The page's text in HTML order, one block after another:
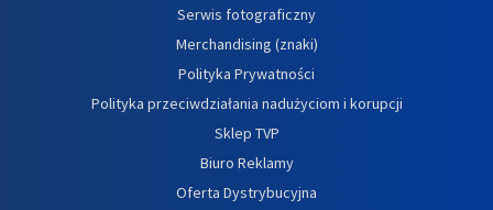
Serwis fotograficzny
Merchandising (znaki)
Polityka Prywatności
Polityka przeciwdziałania nadużyciom i korupcji
Sklep TVP
Biuro Reklamy
Oferta Dystrybucyjna